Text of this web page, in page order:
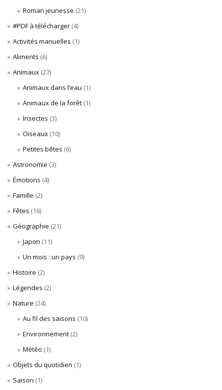
Roman jeunesse (21)
#PDF à télécharger (4)
Activités manuelles (1)
Aliments (6)
Animaux (27)
Animaux dans l’eau (1)
Animaux de la forêt(1)
Insectes (3)
Oiseaux(10)
Petites bêtes (6)
Astronomie (3)
Émotions (4)
Famille (2)
Fêtes (16)
Géographie (21)
Japon (11)
Un mois : un pays (9)
Histoire (2)
Légendes (2)
Nature (24)
Au fil des saisons (10)
Environnement(2)
Météo (1)
Objets du quotidien (1)
Saison (1)